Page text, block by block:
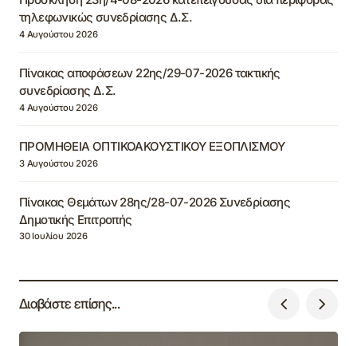
τηλεφωνικώς συνεδρίασης Δ.Σ.
4 Αυγούστου 2026
Πίνακας αποφάσεων 22ης/29-07-2026 τακτικής
συνεδρίασης Δ.Σ.
4 Αυγούστου 2026
ΠΡΟΜΗΘΕΙΑ ΟΠΤΙΚΟΑΚΟΥΣΤΙΚΟΥ ΕΞΟΠΛΙΣΜΟΥ
3 Αυγούστου 2026
Πίνακας Θεμάτων 28ης/28-07-2026 Συνεδρίασης
Δημοτικής Επιτροπής
30 Ιουλίου 2026
Διαβάστε επίσης...